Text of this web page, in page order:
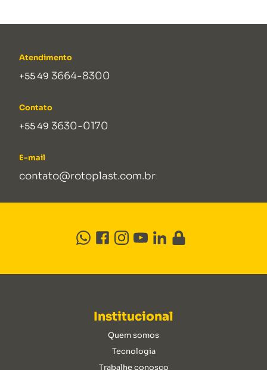
Atendimento
+55 49 3664-8300
Contato
+55 49 3630-0170
E-mail
contato@rotoplast.com.br
Institucional
Quem somos
Tecnologia
Trabalhe conosco